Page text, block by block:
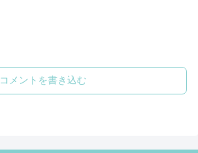
コメントを書き込む